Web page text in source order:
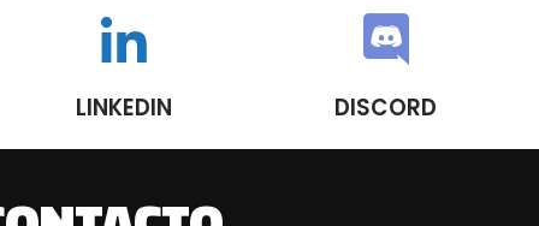
LINKEDIN DISCORD